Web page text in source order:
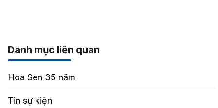
Danh mục liên quan
Hoa Sen 35 năm
Tin sự kiện